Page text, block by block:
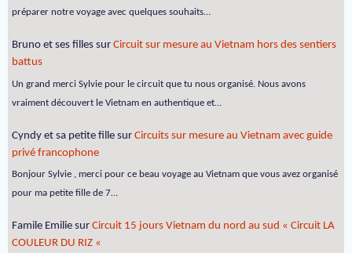
préparer notre voyage avec quelques souhaits…
Bruno et ses filles sur Circuit sur mesure au Vietnam hors des sentiers
battus
Un grand merci Sylvie pour le circuit que tu nous organisé. Nous avons
vraiment découvert le Vietnam en authentique et…
Cyndy et sa petite fille sur Circuits sur mesure au Vietnam avec guide
privé francophone
Bonjour Sylvie , merci pour ce beau voyage au Vietnam que vous avez organisé
pour ma petite fille de 7…
Famile Emilie sur Circuit 15 jours Vietnam du nord au sud « Circuit LA
COULEUR DU RIZ «